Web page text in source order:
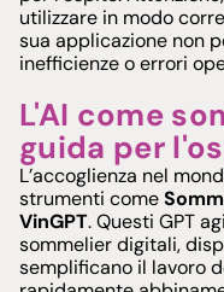
utilizzare in modo
sua applicazione non
inefficienze o errori
L'AI come
guida per
L’accoglienza nel
strumenti come
VinGPT. Questi GPT
sommelier digitali,
semplificano il lavoro